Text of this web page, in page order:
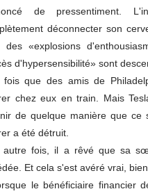
de pressentiment.
déconnecter son
des «explosions
d'hypersensibilité» sont
fois que des amis de
chez eux en train. Mais
de quelque manière que ce
a été détruit.
autre fois, il a rêvé que sa
Et cela s'est avéré vrai,
le bénéficiaire financier